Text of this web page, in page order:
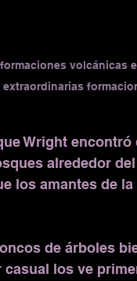
volcánicas
Wright
alrededor
los amantes de
de árboles
los ve